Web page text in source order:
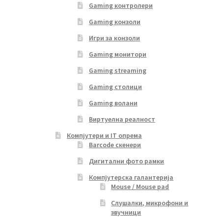
Gaming контролери
Gaming конзоли
Игри за конзоли
Gaming монитори
Gaming streaming
Gaming столици
Gaming волани
Виртуелна реалност
Компјутери и IT опрема
Barcode скенери
Дигитални фото рамки
Компјутерска галантерија
Mouse / Mouse pad
Слушалки, микрофони и
звучници